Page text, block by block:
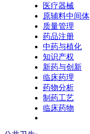
医疗器械
原辅料中间体
质量管理
药品注册
中药与植化
知识产权
新药与创新
临床药理
药物分析
制药工艺
临床药物